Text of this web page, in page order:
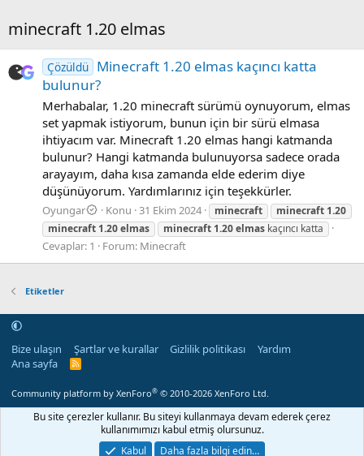
minecraft 1.20 elmas
Çözüldü Minecraft 1.20 elmas kaçıncı katta
bulunur?
Merhabalar, 1.20 minecraft sürümü oynuyorum, elmas
set yapmak istiyorum, bunun için bir sürü elmasa
ihtiyacım var. Minecraft 1.20 elmas hangi katmanda
bulunur? Hangi katmanda bulunuyorsa sadece orada
arayayım, daha kısa zamanda elde ederim diye
düşünüyorum. Yardımlarınız için teşekkürler.
Oyungar Konu 31 Ekim 2024 minecraft minecraft 1.20
minecraft 1.20elmas minecraft 1.20elmas kaçıncı katta
Cevaplar: 1 Forum: Minecraft
Etiketler
Bize ulaşın Şartlar ve kurallar Gizlilik politikası
Yardım
Ana sayfa
R
S
Community platform by XenForo® © 2010-2026 XenForo Ltd.
Bu site çerezler kullanır. Bu siteyi kullanmaya devam ederek çerez
kullanımımızı kabul etmiş olursunuz.
Kabul
Daha fazla bilgi edin…